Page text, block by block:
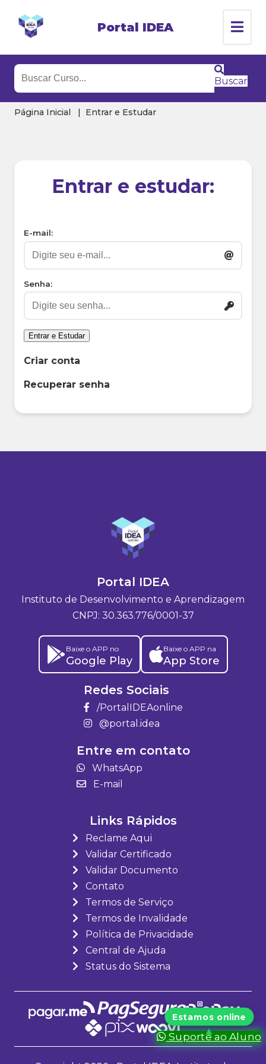
Portal IDEA
Buscar
Página Inicial Entrar e Estudar
Entrar e estudar:
E-mail:
Senha:
Entrar e Estudar
Criar conta
Recuperar senha
Suporte ao Aluno
Portal IDEA
Instituto de Desenvolvimento e Aprendizagem
CNPJ: 30.363.776/0001-37
Baixe o APP no
Google Play
Baixe o APP na
App Store
Redes Sociais
/PortalIDEAonline
@portal.idea
Entre em contato
WhatsApp
E-mail
Links Rápidos
Reclame Aqui
Validar Certificado
Validar Documento
Contato
Termos de Serviço
Termos de Invalidade
Política de Privacidade
Central de Ajuda
Status do Sistema